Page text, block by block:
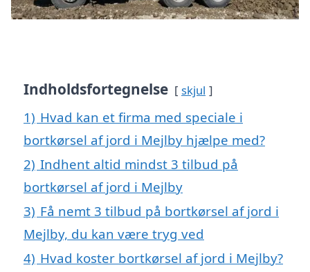
Indholdsfortegnelse skjul
1) Hvad kan et firma med speciale i
bortkørsel af jord i Mejlby hjælpe med?
2) Indhent altid mindst 3 tilbud på
bortkørsel af jord i Mejlby
3) Få nemt 3 tilbud på bortkørsel af jord i
Mejlby, du kan være tryg ved
4) Hvad koster bortkørsel af jord i Mejlby?